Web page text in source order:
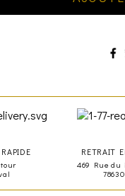
RETRAIT
469 Rue du